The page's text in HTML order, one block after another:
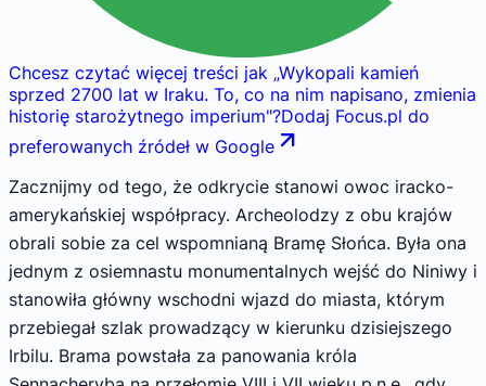
Chcesz czytać więcej treści jak „Wykopali kamień
sprzed 2700 lat w Iraku. To, co na nim napisano, zmienia
historię starożytnego imperium"?Dodaj Focus.pl do
preferowanych źródeł w Google
Zacznijmy od tego, że odkrycie stanowi owoc iracko-
amerykańskiej współpracy. Archeolodzy z obu krajów
obrali sobie za cel wspomnianą Bramę Słońca. Była ona
jednym z osiemnastu monumentalnych wejść do Niniwy i
stanowiła główny wschodni wjazd do miasta, którym
przebiegał szlak prowadzący w kierunku dzisiejszego
Irbilu. Brama powstała za panowania króla